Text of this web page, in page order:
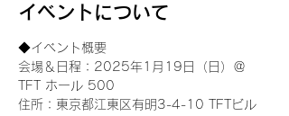
イベントについて
◆イベント概要
会場＆日程：2025年1月19日（日）＠
TFT ホール 500
住所：東京都江東区有明3-4-10 TFTビル